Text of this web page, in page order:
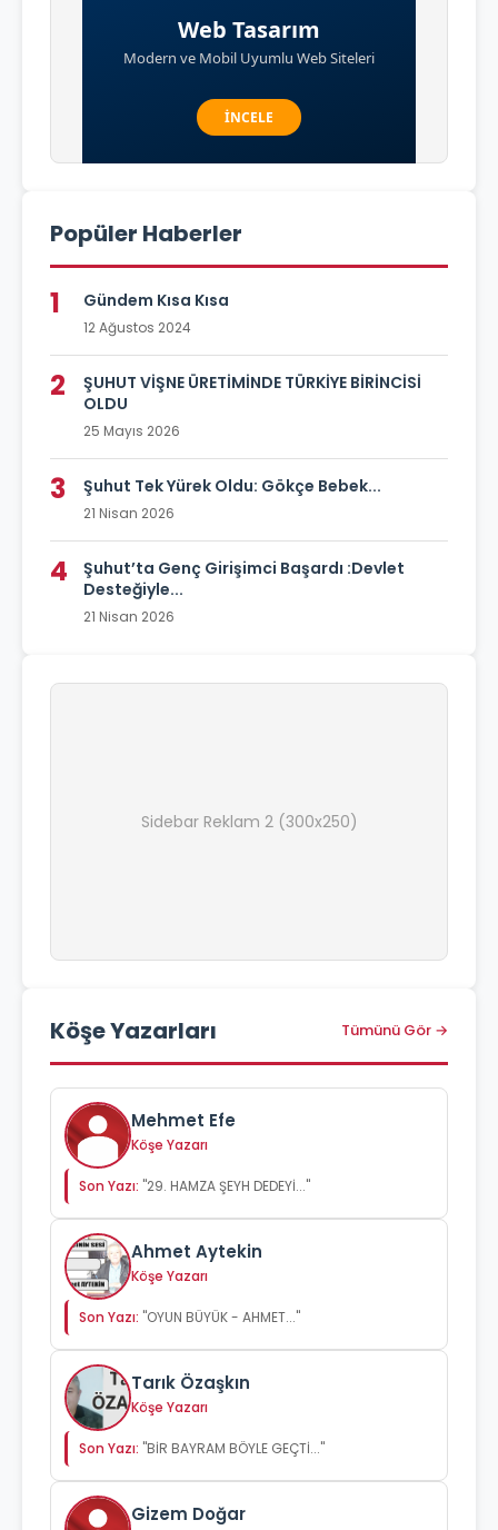
Popüler Haberler
1 Gündem Kısa Kısa
12 Ağustos 2024
2
ŞUHUT VİŞNE ÜRETİMİNDE TÜRKİYE BİRİNCİSİ
OLDU
25 Mayıs 2026
3 Şuhut Tek Yürek Oldu: Gökçe Bebek...
21 Nisan 2026
4
Şuhut’ta Genç Girişimci Başardı :Devlet
Desteğiyle...
21 Nisan 2026
Sidebar Reklam 2 (300x250)
Köşe Yazarları Tümünü Gör →
Mehmet Efe
Köşe Yazarı
Son Yazı: "29. HAMZA ŞEYH DEDEYİ..."
Ahmet Aytekin
Köşe Yazarı
Son Yazı: "OYUN BÜYÜK - AHMET..."
Tarık Özaşkın
Köşe Yazarı
Son Yazı: "BİR BAYRAM BÖYLE GEÇTİ..."
Gizem Doğar